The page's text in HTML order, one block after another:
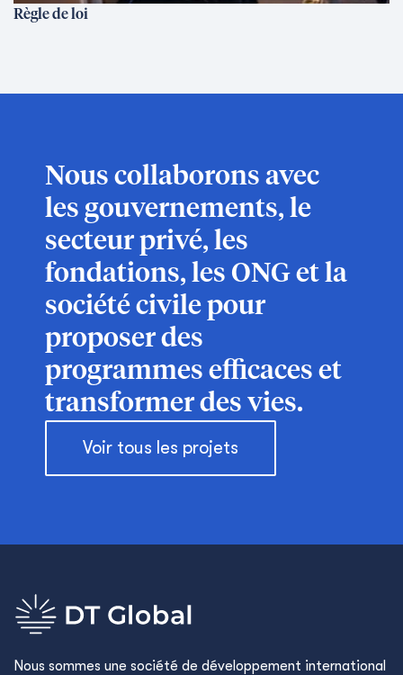
Règle de loi
Nous collaborons avec
les gouvernements, le
secteur privé, les
fondations, les ONG et la
société civile pour
proposer des
programmes efficaces et
transformer des vies.
Voir tous les projets
Nous sommes une société de développement international